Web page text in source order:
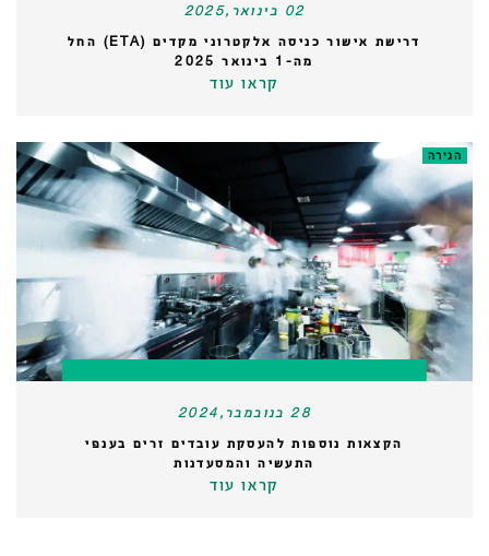
02 בינואר,2025
דרישת אישור כניסה אלקטרוני מקדים (ETA) החל
מה-1 בינואר 2025
קראו עוד
הגירה
28 בנובמבר,2024
הקצאות נוספות להעסקת עובדים זרים בענפי
התעשיה והמסעדנות
קראו עוד